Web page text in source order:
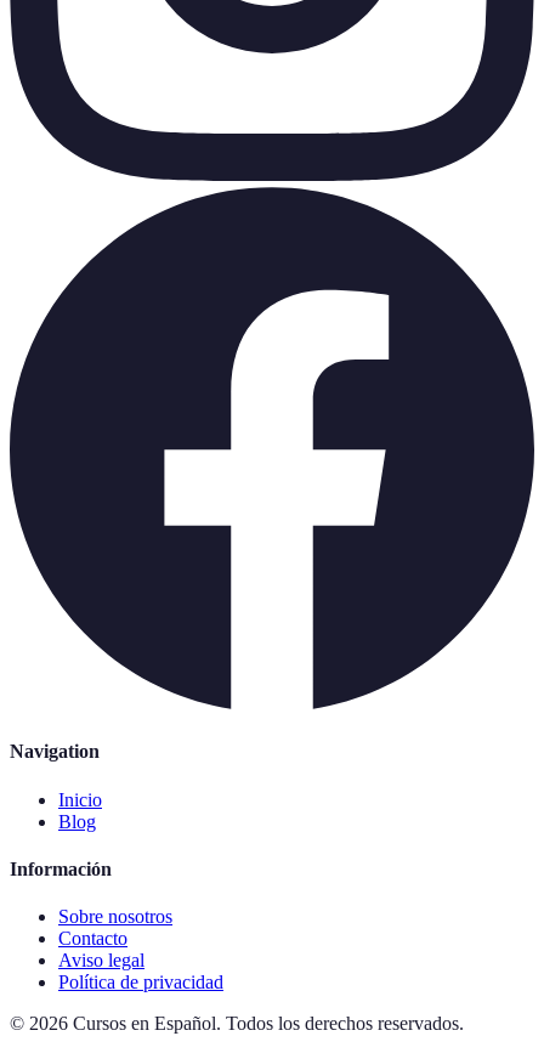
Navigation
Inicio
Blog
Información
Sobre nosotros
Contacto
Aviso legal
Política de privacidad
© 2026 Cursos en Español. Todos los derechos reservados.